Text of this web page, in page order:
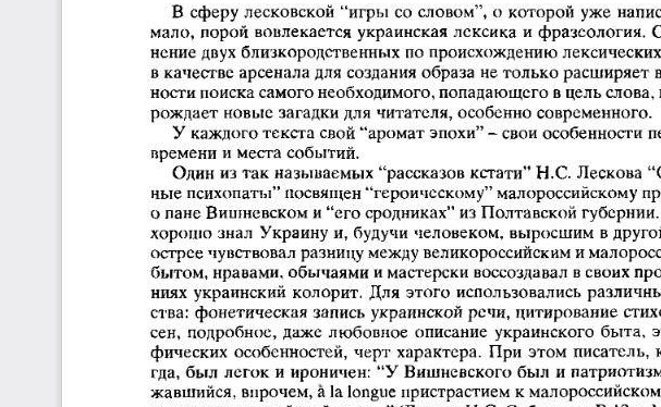
В  сферу лесковской “игры со словом”, о которой уже
мало, порой вовлекается украинская лексика и фразеология.
нение двух близкородственных по происхождению
в качестве арсенала для создания образа не только
ности поиска самого необходимого, попадающего в цель
рождает новые загадки для читателя, особенно современного.
У каждого текста свой “аромат эпохи” -  свои особенности
времени и места событий.
Один из так называемых “рассказов кстати” Н.С. Лескова
ные психопаты” посвящен “героическому” малороссийскому
о пане Вишневском и “его сродниках” из Полтавской
хорошо знал  Украину и, будучи человеком, выросшим в
острее чувствовал разницу между великороссийским и
бытом, нравами, обычаями и мастерски воссоздавал в своих
ниях украинский  колорит.  Для этого использовались
ства:  фонетическая запись украинской речи, цитирование
сен,  подробное,  даже любовное  описание  украинского  быта,
фических  особенностей,  черт характера.  При  этом писатель,
гда, был легок и ироничен:  “У Вишневского был  и
жавшийся, впрочем, a la longue пристрастием к